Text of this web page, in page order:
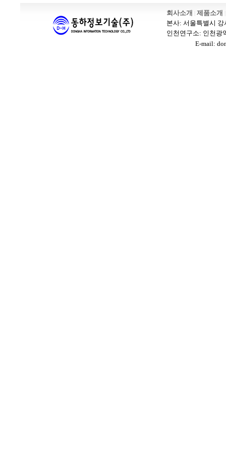
회사소개 제품소개
본사: 서울특별시
인천연구소: 인천광
E-mail: